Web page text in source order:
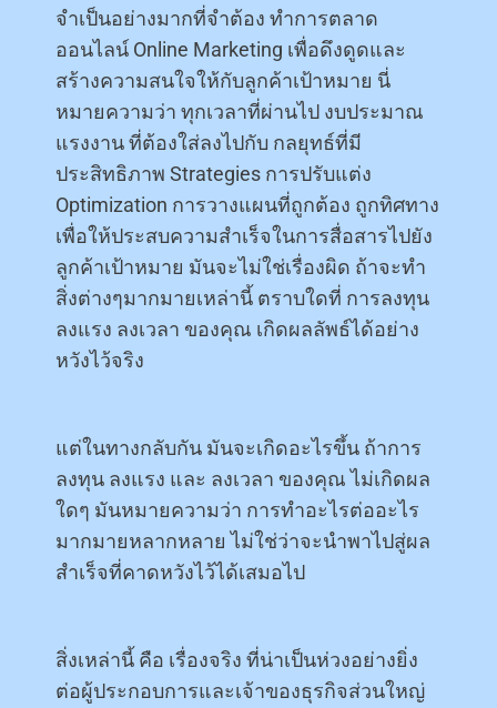
จำเป็นอย่างมากที่จำต้อง ทำการตลาด
ออนไลน์ Online Marketing เพื่อดึงดูดและ
สร้างความสนใจให้กับลูกค้าเป้าหมาย นี่
หมายความว่า ทุกเวลาที่ผ่านไป งบประมาณ
แรงงาน ที่ต้องใส่ลงไปกับ กลยุทธ์ที่มี
ประสิทธิภาพ Strategies การปรับแต่ง
Optimization การวางแผนที่ถูกต้อง ถูกทิศทาง
เพื่อให้ประสบความสำเร็จในการสื่อสารไปยัง
ลูกค้าเป้าหมาย มันจะไม่ใช่เรื่องผิด ถ้าจะทำ
สิ่งต่างๆมากมายเหล่านี้ ตราบใดที่ การลงทุน
ลงแรง ลงเวลา ของคุณ เกิดผลลัพธ์ได้อย่าง
หวังไว้จริง
แต่ในทางกลับกัน มันจะเกิดอะไรขึ้น ถ้าการ
ลงทุน ลงแรง และ ลงเวลา ของคุณ ไม่เกิดผล
ใดๆ มันหมายความว่า การทำอะไรต่ออะไร
มากมายหลากหลาย ไม่ใช่ว่าจะนำพาไปสู่ผล
สำเร็จที่คาดหวังไว้ได้เสมอไป
สิ่งเหล่านี้ คือ เรื่องจริง ที่น่าเป็นห่วงอย่างยิ่ง
ต่อผู้ประกอบการและเจ้าของธุรกิจส่วนใหญ่